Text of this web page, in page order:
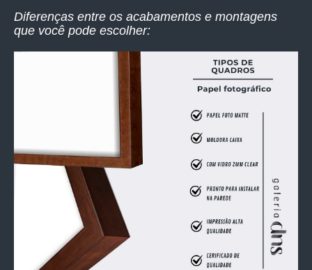
Diferenças entre os acabamentos e montagens
que você pode escolher: